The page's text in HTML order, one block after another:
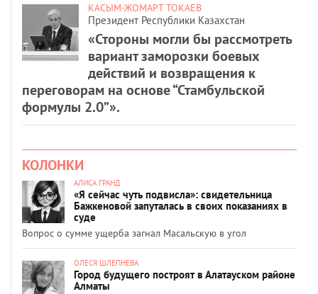
КАСЫМ-ЖОМАРТ ТОКАЕВ
Президент Республики Казахстан
«Стороны могли бы рассмотреть
вариант заморозки боевых
действий и возвращения к
переговорам на основе “Стамбульской
формулы 2.0”».
КОЛОНКИ
АЛИСА ГРАНД
«Я сейчас чуть подвисла»: свидетельница
Бажкеновой запуталась в своих показаниях в
суде
Вопрос о сумме ущерба загнал Масальскую в угол
ОЛЕСЯ ШЛЕПНЕВА
Город будущего построят в Алатауском районе
Алматы